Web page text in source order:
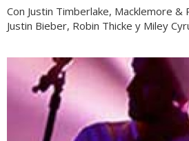
Con Justin Timberlake, Macklemore &
Justin Bieber, Robin Thicke y Miley